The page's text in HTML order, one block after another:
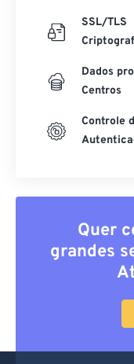
SSL/TLS
Dados
Centros
Controle
Quer
grandes